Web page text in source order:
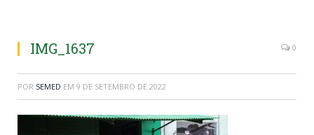
IMG_1637 0
POR SEMED EM 9 DE SETEMBRO DE 2022